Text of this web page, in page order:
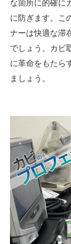
な箇所に的確に
に防ぎます。こ
ナーは快適な滞
でしょう。カビ
に革命をもたら
ましょう。